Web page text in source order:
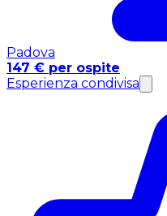
Padova
147 € per ospite
Esperienza condivisa